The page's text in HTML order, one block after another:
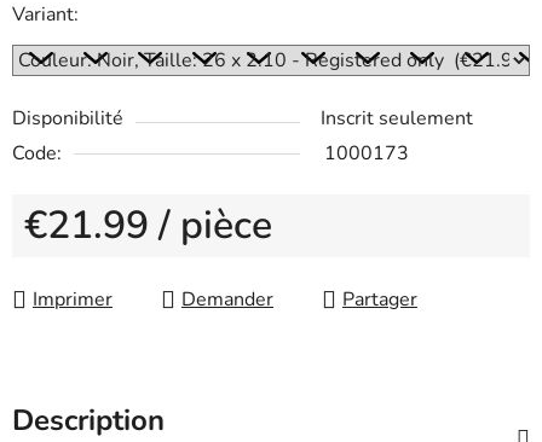
Variant:
Disponibilité
Inscrit seulement
Code:
1000173
€21.99/ pièce
Imprimer
Demander Partager
Description